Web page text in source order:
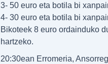
3- 50 euro eta botila bi
4- 30 euro eta botila bi
Bikoteek 8 euro ordainduko
hartzeko.
20:30ean Erromeria,